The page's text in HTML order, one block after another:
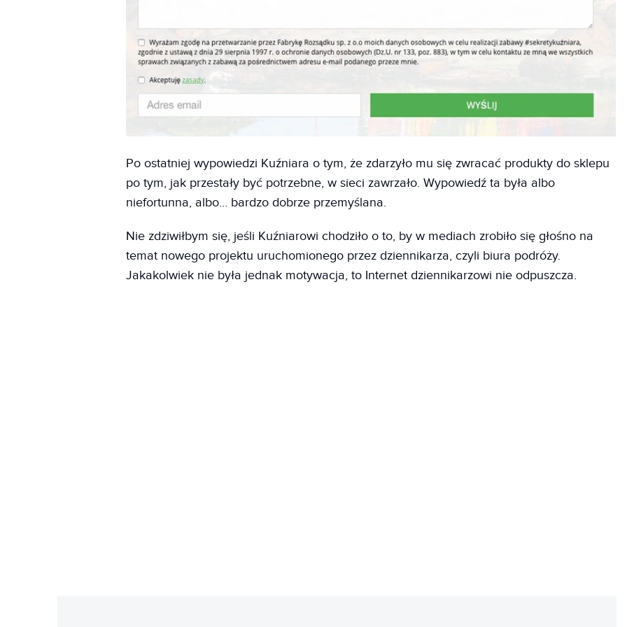
Po ostatniej wypowiedzi Kuźniara o tym, że zdarzyło mu się zwracać produkty do sklepu
po tym, jak przestały być potrzebne, w sieci zawrzało. Wypowiedź ta była albo
niefortunna, albo… bardzo dobrze przemyślana.
Nie zdziwiłbym się, jeśli Kuźniarowi chodziło o to, by w mediach zrobiło się głośno na
temat nowego projektu uruchomionego przez dziennikarza, czyli biura podróży.
Jakakolwiek nie była jednak motywacja, to Internet dziennikarzowi nie odpuszcza.